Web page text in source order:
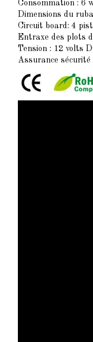
Consommation : 6
Dimensions du
Circuit board: 4
Entraxe des plots
Tension : 12 volts
Assurance sécurité